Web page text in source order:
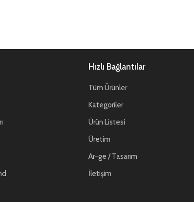
Hızlı Bağlantılar
Tüm Ürünler
Kategoriler
Ürün Listesi
Üretim
Ar-ge / Tasarım
İletişim